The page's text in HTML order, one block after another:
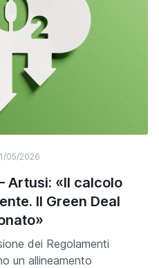
05/2026
Artusi: «Il calcolo
Il Green Deal
dei Regolamenti
un allineamento